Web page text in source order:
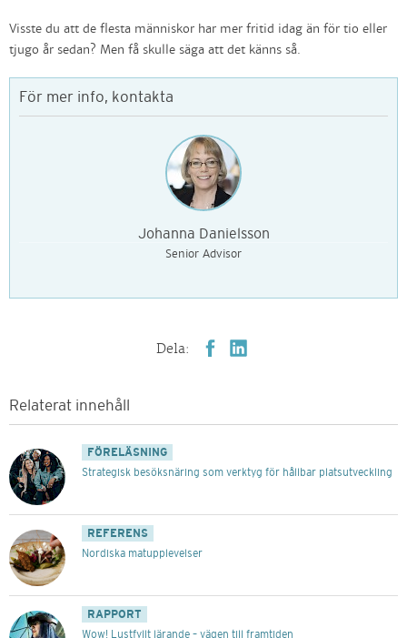
Visste du att de flesta människor har mer fritid idag än för tio eller
tjugo år sedan? Men få skulle säga att det känns så.
För mer info, kontakta
Johanna Danielsson
Senior Advisor
Dela:
Relaterat innehåll
FÖRELÄSNING
Strategisk besöksnäring som verktyg för hållbar platsutveckling
REFERENS
Nordiska matupplevelser
RAPPORT
Wow! Lustfyllt lärande – vägen till framtiden